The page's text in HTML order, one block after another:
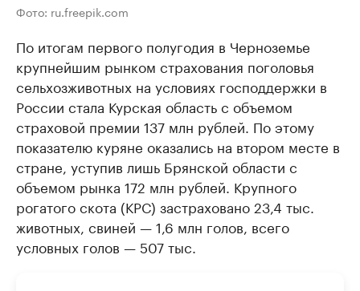
Фото: ru.freepik.com
По итогам первого полугодия в Черноземье
крупнейшим рынком страхования поголовья
сельхозживотных на условиях господдержки в
России стала Курская область с объемом
страховой премии 137 млн рублей. По этому
показателю куряне оказались на втором месте в
стране, уступив лишь Брянской области с
объемом рынка 172 млн рублей. Крупного
рогатого скота (КРС) застраховано 23,4 тыс.
животных, свиней — 1,6 млн голов, всего
условных голов — 507 тыс.